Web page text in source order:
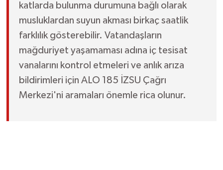
katlarda bulunma durumuna bağlı olarak
musluklardan suyun akması birkaç saatlik
farklılık gösterebilir. Vatandaşların
mağduriyet yaşamaması adına iç tesisat
vanalarını kontrol etmeleri ve anlık arıza
bildirimleri için ALO 185 İZSU Çağrı
Merkezi'ni aramaları önemle rica olunur.